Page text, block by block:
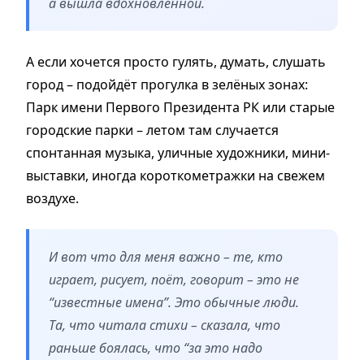
А если хочется просто гулять, думать, слушать
город – подойдёт прогулка в зелёных зонах:
Парк имени Первого Президента РК или старые
городские парки – летом там случается
спонтанная музыка, уличные художники, мини-
выставки, иногда короткометражки на свежем
воздухе.
И вот что для меня важно – те, кто
играет, рисует, поёт, говорит – это не
“известные имена”. Это обычные люди.
Та, что читала стихи – сказала, что
раньше боялась, что “за это надо